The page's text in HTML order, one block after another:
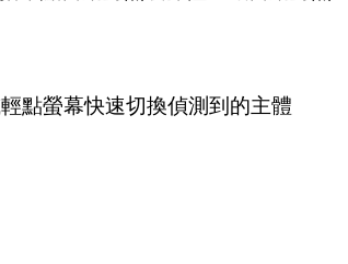
點螢幕快速切換偵測到的主體